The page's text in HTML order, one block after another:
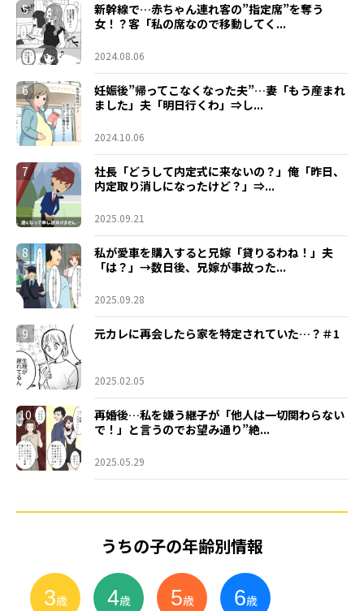
5
新幹線で…赤ちゃん連れ客の”指定席”を奪う
女！？客「私の席なので移動してく...
2024.08.06
6
妊娠後”帰ってこなくなった夫”…妻「もう産まれ
ました」夫「明日行くわ」⇒し...
2024.10.06
7
社長「どうして内定式に来ないの？」俺「昨日、
内定取り消しになったけど？」⇒...
2025.09.21
8
私が愛車を購入すると兄嫁「貸りるわね！」夫
「は？」→数日後、兄嫁が事故った...
2025.09.28
9 元カレに再会したら家を特定されていた…？＃1
2025.02.05
10
再婚後…私を嫌う継子が「他人は一切関わらない
で！」と言うのでお望み通り”絶...
2025.05.29
うちの子の年齢別情報
3歳 4歳 5歳 6歳